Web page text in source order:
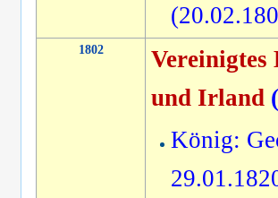
1802
und Irland (
König: